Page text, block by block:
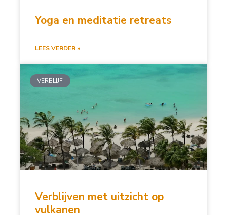
Yoga en meditatie retreats
LEES VERDER »
VERBLIJF
Verblijven met uitzicht op
vulkanen